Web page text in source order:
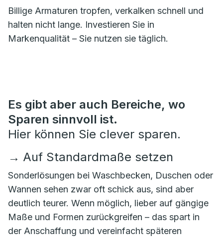
Billige Armaturen tropfen, verkalken schnell und
halten nicht lange. Investieren Sie in
Markenqualität – Sie nutzen sie täglich.
Es gibt aber auch Bereiche, wo
Sparen sinnvoll ist.
Hier können Sie clever sparen.
→ Auf Standardmaße setzen
Sonderlösungen bei Waschbecken, Duschen oder
Wannen sehen zwar oft schick aus, sind aber
deutlich teurer. Wenn möglich, lieber auf gängige
Maße und Formen zurückgreifen – das spart in
der Anschaffung und vereinfacht späteren